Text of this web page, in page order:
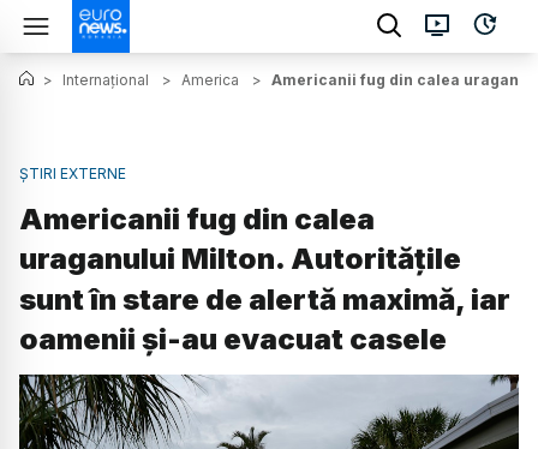
> Internațional > America > Americanii fug din calea
ȘTIRI EXTERNE
Americanii fug din calea
uraganului Milton. Autoritățile
sunt în stare de alertă maximă, iar
oamenii și-au evacuat casele